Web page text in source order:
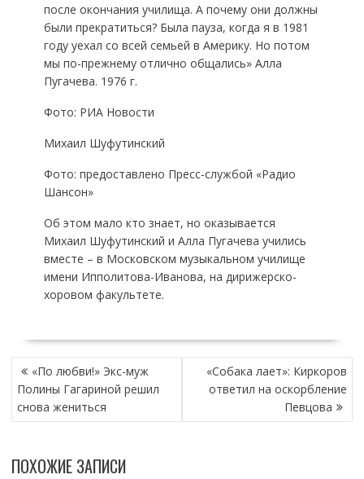
после окончания училища. А почему они должны
были прекратиться? Была пауза, когда я в 1981
году уехал со всей семьей в Америку. Но потом
мы по-прежнему отлично общались» Алла
Пугачева. 1976 г.
Фото: РИА Новости
Михаил Шуфутинский
Фото: предоставлено Пресс-службой «Радио
Шансон»
Об этом мало кто знает, но оказывается
Михаил Шуфутинский и Алла Пугачева учились
вместе – в Московском музыкальном училище
имени Ипполитова-Иванова, на дирижерско-
хоровом факультете.
НАВИГАЦИЯ
ПО
ЗАПИСЯМ
«По любви!» Экс-муж
Полины Гагариной решил
снова жениться
«Собака лает»: Киркоров
ответил на оскорбление
Певцова
ПОХОЖИЕ ЗАПИСИ